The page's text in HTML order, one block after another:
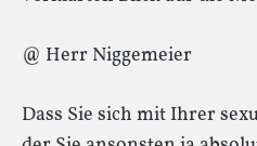
@ Herr Niggemeier
Dass Sie sich mit Ihrer